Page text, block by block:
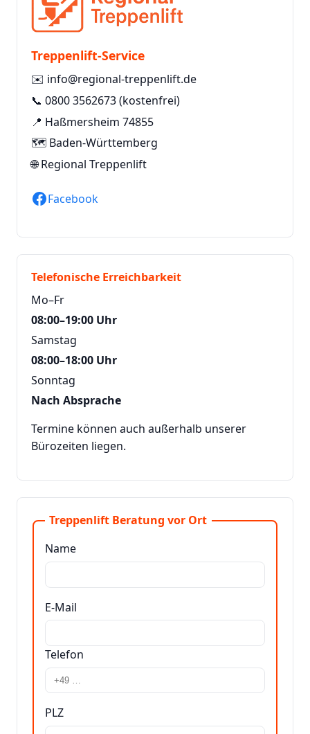
Treppenlift-Service
✉️ info@regional-treppenlift.de
📞 0800 3562673(kostenfrei)
📍 Haßmersheim 74855
🗺️ Baden-Württemberg
🌐Regional Treppenlift
Facebook
Telefonische Erreichbarkeit
Mo–Fr
08:00–19:00 Uhr
Samstag
08:00–18:00 Uhr
Sonntag
Nach Absprache
Termine können auch außerhalb unserer
Bürozeiten liegen.
Treppenlift Beratung vor Ort
Name
E-Mail
Telefon
PLZ